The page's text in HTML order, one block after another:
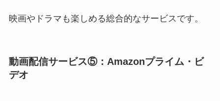
映画やドラマも楽しめる総合的なサービスです。
動画配信サービス⑤：Amazonプライム・ビ
デオ